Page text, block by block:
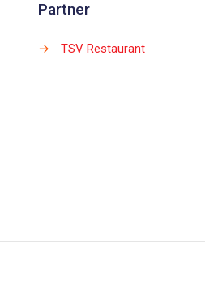
Partner
→ TSV Restaurant